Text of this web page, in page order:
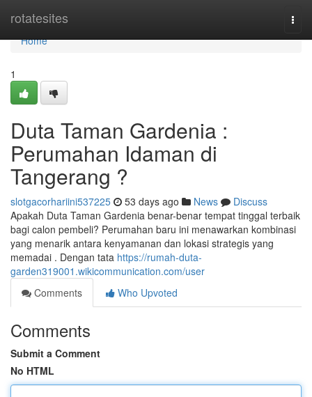
rotatesites
Home
Home
1
Duta Taman Gardenia :
Perumahan Idaman di
Tangerang ?
slotgacorhariini537225 53 days ago News
Discuss
Apakah Duta Taman Gardenia benar-benar tempat tinggal terbaik
bagi calon pembeli? Perumahan baru ini menawarkan kombinasi
yang menarik antara kenyamanan dan lokasi strategis yang
memadai . Dengan tata https://rumah-duta-
garden319001.wikicommunication.com/user
Comments
Who Upvoted
Comments
Submit a Comment
No HTML